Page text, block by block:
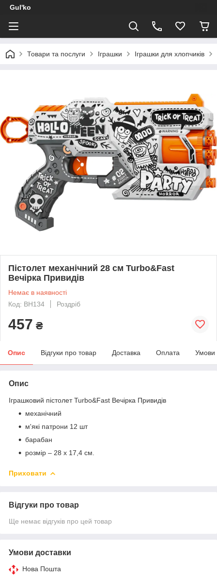
Gul'ko
Товари та послуги Іграшки Іграшки для хлопчиків
Пістолет механічний 28 см Turbo&Fast
Вечірка Привидів
Немає в наявності
Код: BH134
Роздріб
457 ₴
Опис Відгуки про товар Доставка Оплата Умови
Опис
Іграшковий пістолет Turbo&Fast Вечірка Привидів
механічний
м'які патрони 12 шт
барабан
розмір – 28 х 17,4 см.
Приховати
Відгуки про товар
Ще немає відгуків про цей товар
Умови доставки
Нова Пошта